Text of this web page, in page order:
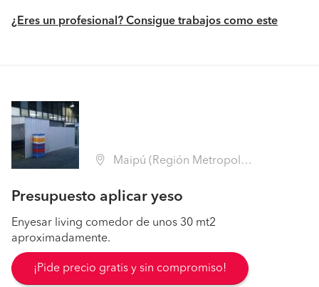
¿Eres un profesional? Consigue trabajos como este
Maipú (Región Metropolitana - Santiago)
Presupuesto aplicar yeso
Enyesar living comedor de unos 30 mt2
aproximadamente.
¡Pide precio gratis y sin compromiso!